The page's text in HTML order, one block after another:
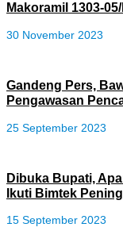
Makoramil 1303-
30 November 2023
Gandeng Pers,
Pengawasan
25 September 2023
Dibuka Bupati,
Ikuti Bimtek
15 September 2023